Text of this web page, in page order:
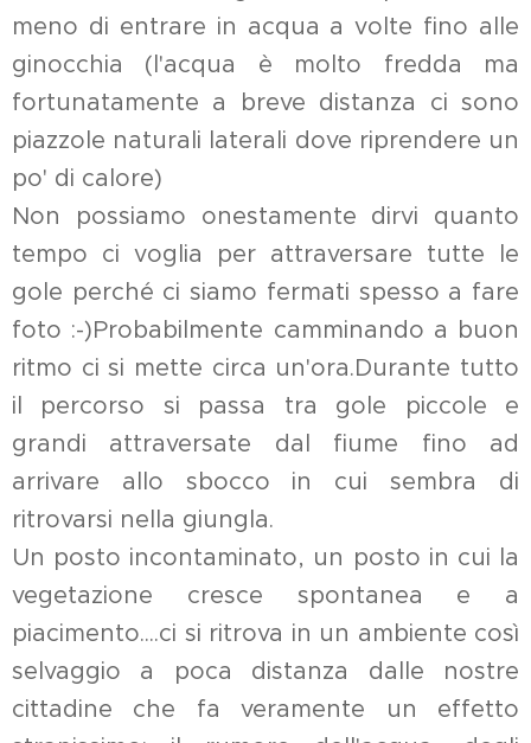
meno di entrare in acqua a volte fino alle
ginocchia (l'acqua è molto fredda ma
fortunatamente a breve distanza ci sono
piazzole naturali laterali dove riprendere un
po' di calore)
Non possiamo onestamente dirvi quanto
tempo ci voglia per attraversare tutte le
gole perché ci siamo fermati spesso a fare
foto :-)Probabilmente camminando a buon
ritmo ci si mette circa un'ora.Durante tutto
il percorso si passa tra gole piccole e
grandi attraversate dal fiume fino ad
arrivare allo sbocco in cui sembra di
ritrovarsi nella giungla.
Un posto incontaminato, un posto in cui la
vegetazione cresce spontanea e a
piacimento....ci si ritrova in un ambiente così
selvaggio a poca distanza dalle nostre
cittadine che fa veramente un effetto